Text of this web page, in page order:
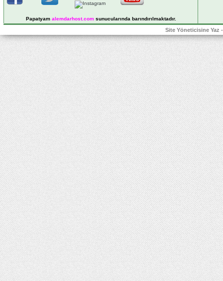
Papatyam alemdarhost.comsunucularında barındırılmaktadır.
Site Yöneticisine Yaz